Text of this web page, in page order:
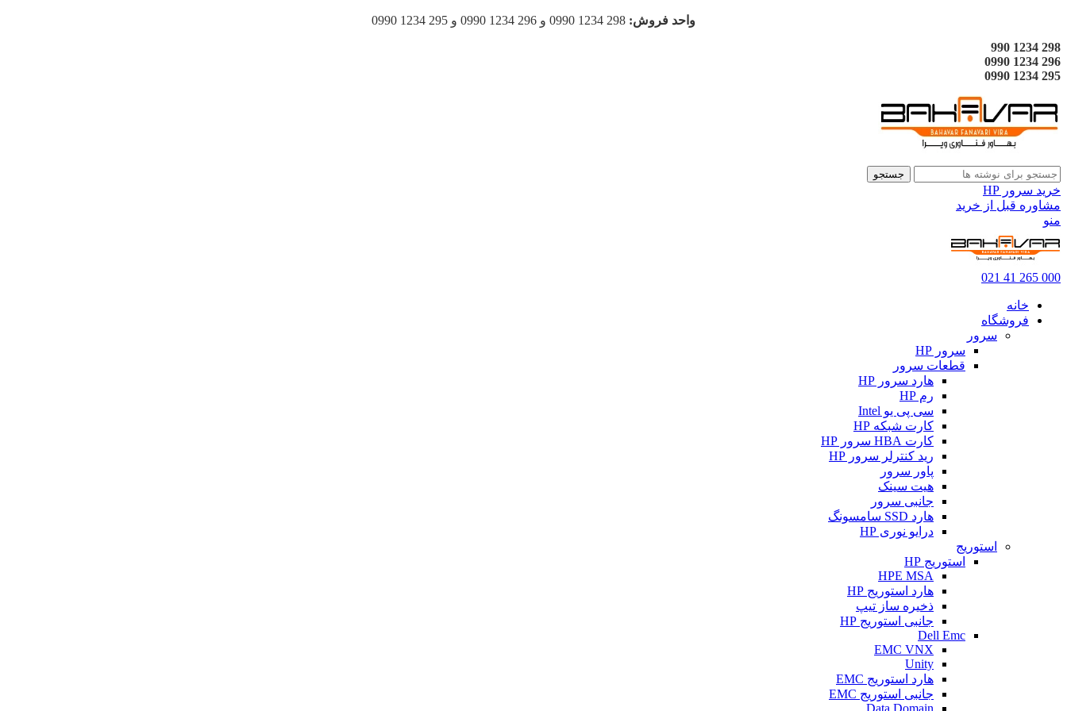
واحد فروش:
298 1234 990
296 1234 0990
295 1234 0990
جستجو
خرید سرور HP
مشاوره قبل از خرید
منو
000 265 41 021
خانه
فروشگاه
سرور
سرور HP
قطعات سرور
هارد سرور HP
رم HP
سی پی یو Intel
کارت شبکه HP
کارت HBA سرور HP
رید کنترلر سرور HP
پاور سرور
هیت سینک
جانبی سرور
هارد SSD سامسونگ
درایو نوری HP
استوریج
استوریج HP
HPE MSA
هارد استوریج HP
ذخیره ساز تیپ
جانبی استوریج HP
Dell Emc
EMC VNX
Unity
هارد استوریج EMC
جانبی استوریج EMC
Data Domain